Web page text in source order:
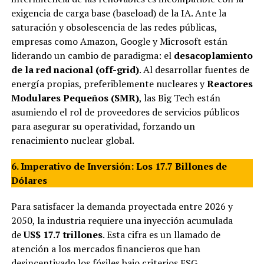
exigencia de carga base (baseload) de la IA. Ante la
saturación y obsolescencia de las redes públicas,
empresas como Amazon, Google y Microsoft están
liderando un cambio de paradigma: el desacoplamiento
de la red nacional (off-grid). Al desarrollar fuentes de
energía propias, preferiblemente nucleares yReactores
Modulares Pequeños (SMR), las Big Tech están
asumiendo el rol de proveedores de servicios públicos
para asegurar su operatividad, forzando un
renacimiento nuclear global.
6. Imperativo de Inversión: Los 17.7 Billones de
Dólares
Para satisfacer la demanda proyectada entre 2026 y
2050, la industria requiere una inyección acumulada
deUS$ 17.7 trillones. Esta cifra es un llamado de
atención a los mercados financieros que han